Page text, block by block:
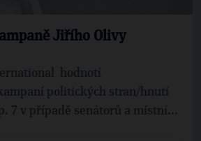
Jiřího Olivy
hodnotí
politických stran/hnutí
7 v případě senátorů a místní...